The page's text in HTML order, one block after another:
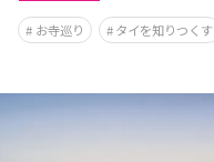
お寺巡り タイを知りつくす